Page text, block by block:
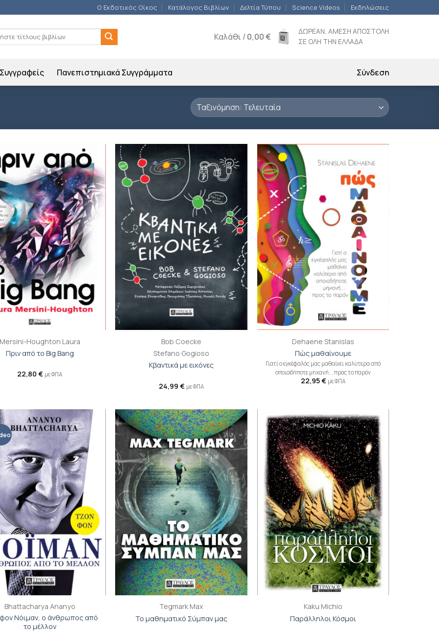
Ο Εκδοτικός Οίκος Κατάλογος Βιβλίων Δελτία Τύπου Science Videos Εκδηλώσεις
Καλάθι /0,00€
ΔΩΡΕΑΝ, ΑΜΕΣΗ ΑΠΟΣΤΟΛΗ
ΣΕ ΟΛΗ ΤΗΝ ΕΛΛΑΔΑ
Συγγραφείς Πανεπιστημιακά Συγγράμματα Σύνδεση
Προσθήκη
βιβλίου
στη λίστα
επιθυμιών
Mersini-Houghton Laura
Πριν από το Big Bang
22,80€ με ΦΠΑ
Προσθήκη
βιβλίου
επιθυμιών
Bob Coecke
Stefano Gogioso
Κβαντικά με εικόνες
24,99€ με ΦΠΑ
Προσθήκη
βιβλίου
στη λίστα
επιθυμιών
+
Dehaene Stanislas
Πώς μαθαίνουμε
Γιατί ο εγκέφαλός μας μαθαίνει καλύτερα από
οποιαδήποτε μηχανή... προς το παρόν
22,95€ με ΦΠΑ
Προσθήκη
βιβλίου
στη λίστα
επιθυμιών
Bhattacharya Ananyo
Νόιμαν, ο άνθρωπος από
το μέλλον
Προσθήκη
βιβλίου
στη λίστα
επιθυμιών
+
Tegmark Max
Το μαθηματικό Σύμπαν μας
Προσθήκη
βιβλίου
στη λίστα
επιθυμιών
+
Kaku Michio
Παράλληλοι Κόσμοι